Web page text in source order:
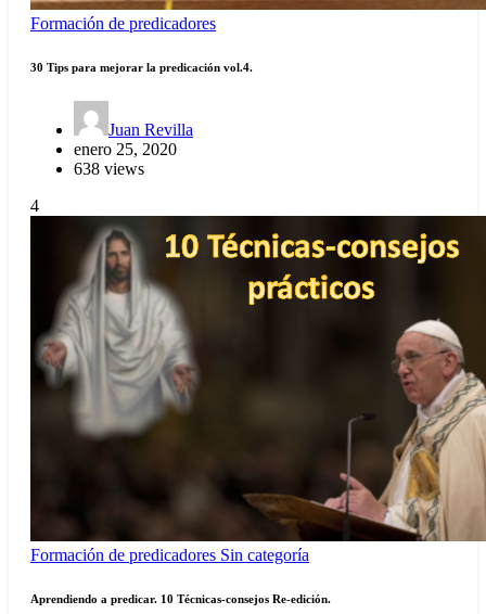
Formación de predicadores
30 Tips para mejorar la predicación vol.4.
Juan Revilla
enero 25, 2020
638 views
4
Formación de predicadores Sin categoría
Aprendiendo a predicar. 10 Técnicas-consejos Re-edición.